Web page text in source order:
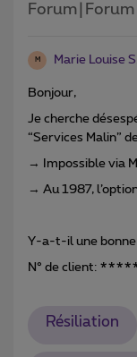
M Marie Louise S.
Bonjour,
Je cherche
“Services Malin”
→ Impossible via
→ Au 1987,
Y-a-t-il une bonne
N° de client:
Résiliation